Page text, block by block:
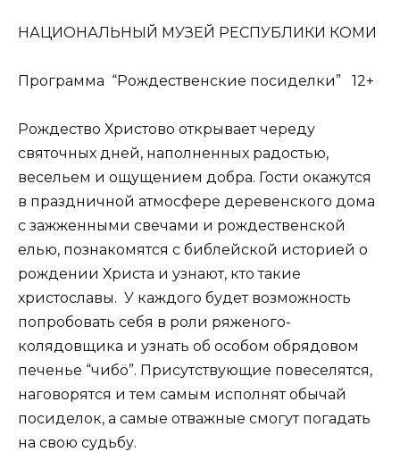
НАЦИОНАЛЬНЫЙ МУЗЕЙ РЕСПУБЛИКИ КОМИ
Программа “Рождественские посиделки” 12+
Рождество Христово открывает череду
святочных дней, наполненных радостью,
весельем и ощущением добра. Гости окажутся
в праздничной атмосфере деревенского дома
с зажженными свечами и рождественской
елью, познакомятся с библейской историей о
рождении Христа и узнают, кто такие
христославы. У каждого будет возможность
попробовать себя в роли ряженого-
колядовщика и узнать об особом обрядовом
печенье “чибö”. Присутствующие повеселятся,
наговорятся и тем самым исполнят обычай
посиделок, а самые отважные смогут погадать
на свою судьбу.